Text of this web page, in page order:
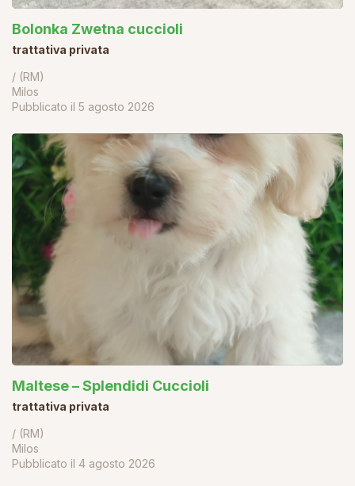
Bolonka Zwetna cuccioli
trattativa privata
/ (RM)
Milos
Pubblicato il 5 agosto 2026
Maltese – Splendidi Cuccioli
trattativa privata
/ (RM)
Milos
Pubblicato il 4 agosto 2026